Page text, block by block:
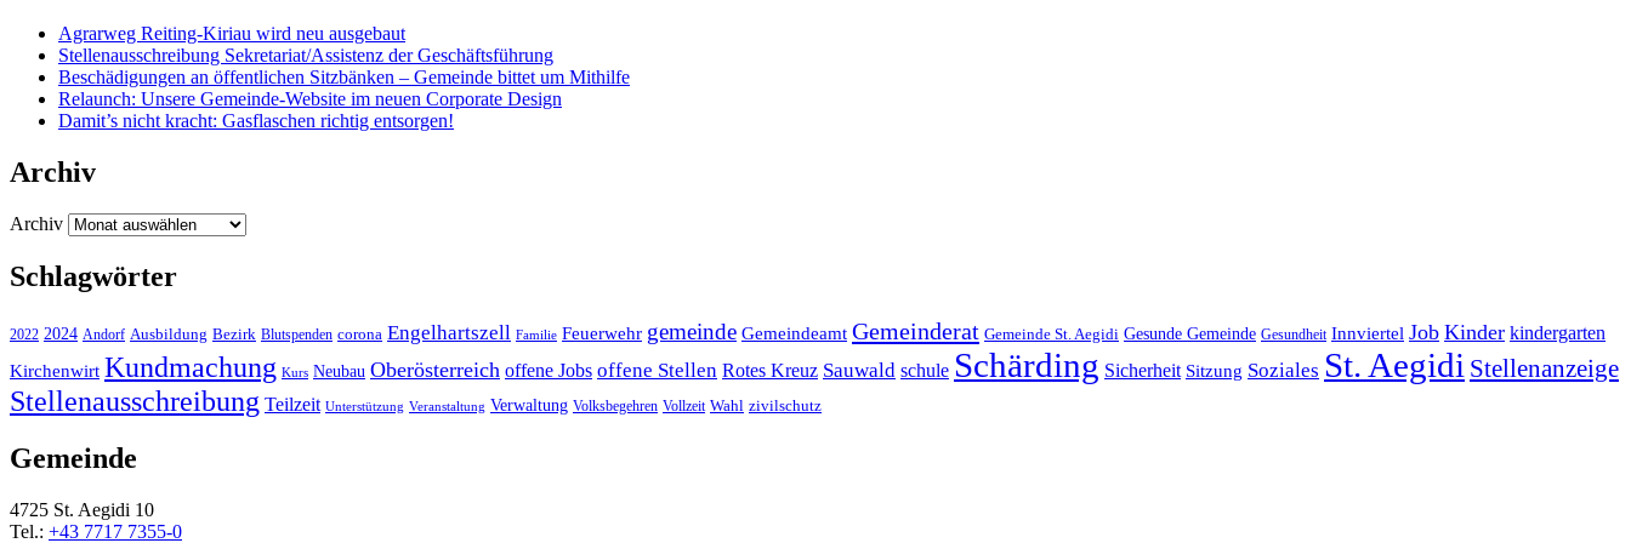
Agrarweg Reiting-Kiriau wird neu ausgebaut
Stellenausschreibung Sekretariat/Assistenz der Geschäftsführung
Beschädigungen an öffentlichen Sitzbänken – Gemeinde bittet um Mithilfe
Relaunch: Unsere Gemeinde-Website im neuen Corporate Design
Damit’s nicht kracht: Gasflaschen richtig entsorgen!
Archiv
Archiv
Schlagwörter
2022 2024 Andorf Ausbildung Bezirk Blutspenden corona Engelhartszell Familie Feuerwehr gemeinde Gemeindeamt Gemeinderat Gemeinde St. Aegidi Gesunde Gemeinde Gesundheit Innviertel Job Kinder kindergarten
Kirchenwirt Kundmachung Kurs Neubau Oberösterreich offene Jobs offene Stellen Rotes Kreuz Sauwald schule Schärding Sicherheit Sitzung Soziales St. Aegidi Stellenanzeige
Stellenausschreibung Teilzeit Unterstützung Veranstaltung Verwaltung Volksbegehren Vollzeit Wahl zivilschutz
Gemeinde
4725 St. Aegidi 10
Tel.: +43 7717 7355-0